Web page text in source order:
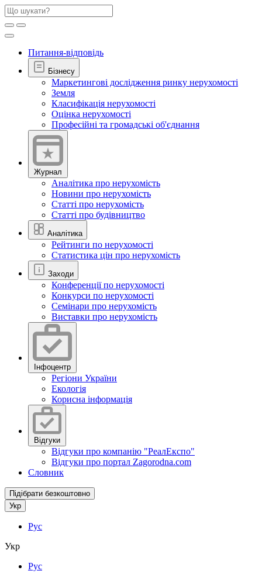
Питання-відповідь
Бізнесу
Маркетингові дослідження ринку нерухомості
Земля
Класифікація нерухомості
Оцінка нерухомості
Професійні та громадські об'єднання
Журнал
Аналітика про нерухомість
Новини про нерухомість
Статті про нерухомість
Статті про будівництво
Аналітика
Рейтинги по нерухомості
Статистика цін про нерухомість
Заходи
Конференції по нерухомості
Конкурси по нерухомості
Семінари про нерухомість
Виставки про нерухомість
Інфоцентр
Регіони України
Екологія
Корисна інформація
Відгуки
Відгуки про компанію "РеалЕкспо"
Відгуки про портал Zagorodna.com
Словник
Підібрати безкоштовно
Укр
Рус
Укр
Рус